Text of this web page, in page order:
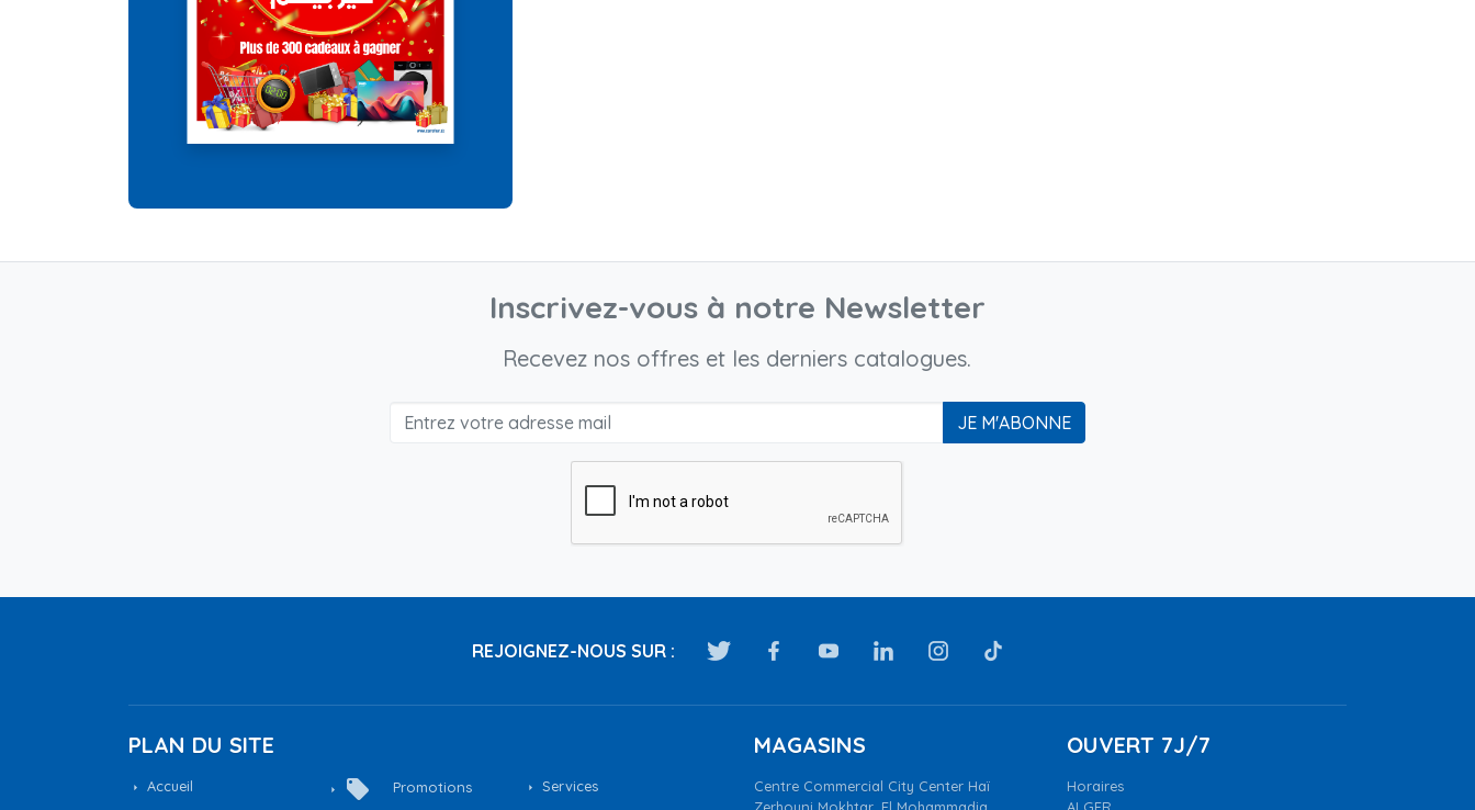
Inscrivez-vous à notre Newsletter
Recevez nos offres et les derniers catalogues.
JE M'ABONNE
REJOIGNEZ-NOUS SUR :
PLAN DU SITE
Accueil local_offer Promotions
Services
MAGASINS
Centre Commercial City Center Haï
OUVERT 7J/7
Horaires